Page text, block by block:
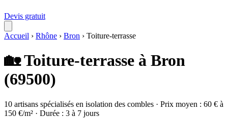
Devis gratuit
Accueil › Rhône › Bron › Toiture-terrasse
🏡 Toiture-terrasse à Bron
(69500)
10 artisans spécialisés en isolation des combles · Prix moyen : 60 € à
150 €/m² · Durée : 3 à 7 jours